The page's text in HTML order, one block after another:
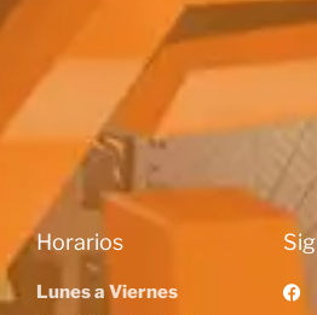
Horarios
Lunes a Viernes